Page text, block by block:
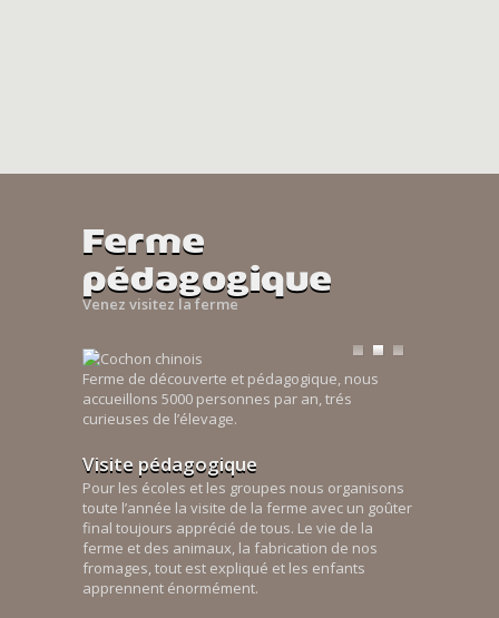
Ferme
pédagogique
Venez visitez la ferme
Ferme de découverte et pédagogique, nous
accueillons 5000 personnes par an, trés
curieuses de l’élevage.
Visite pédagogique
Pour les écoles et les groupes nous organisons
toute l’année la visite de la ferme avec un goûter
final toujours apprécié de tous. Le vie de la
ferme et des animaux, la fabrication de nos
fromages, tout est expliqué et les enfants
apprennent énormément.